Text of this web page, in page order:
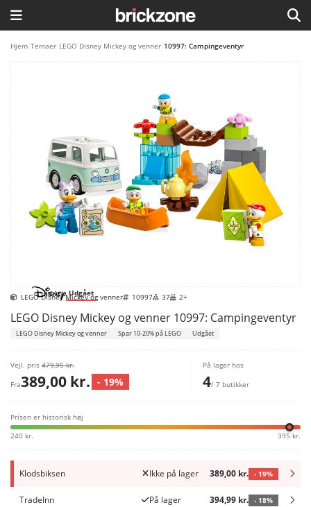
HJEM
LEGO FAVORITTER
Hjem Temaer LEGO Disney Mickey og venner 10997: Campingeventyr
Udgået
LEGO Disney Mickey og venner 10997 37 2+
LEGO Disney Mickey og venner 10997: Campingeventyr
LEGO Disney Mickey og venner Spar 10-20% på LEGO Udgået
Vejl. pris 479,95 kr.
Fra389,00 kr. - 19%
På lager hos
4/ 7 butikker
Prisen er historisk høj
240 kr. 395 kr.
Klodsbiksen Ikke på lager 389,00 kr. - 19%
TradeInn På lager 394,99 kr. - 18%